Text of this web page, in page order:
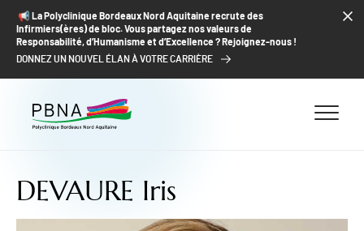
ALLER AU CONTENU
ALLER AU MENU
ALLER À LA RECHERCHE
📢​ La Polyclinique Bordeaux Nord Aquitaine recrute des
Infirmiers(ères) de bloc. Vous partagez nos valeurs de
Responsabilité, d’Humanisme et d’Excellence ? Rejoignez-nous !
DONNEZ UN NOUVEL ÉLAN À VOTRE CARRIÈRE
DEVAURE Iris